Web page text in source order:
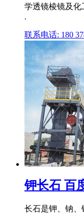
学透镜棱镜及化
.
联系电话: 180
钾长石 百
长石是钾、钠、